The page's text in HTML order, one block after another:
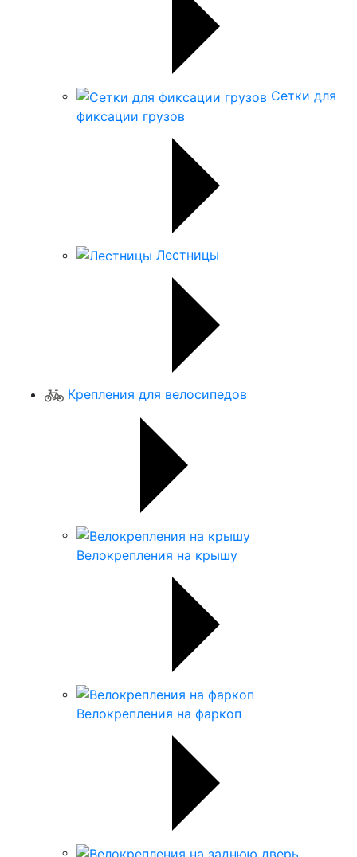
Сетки для
фиксации грузов
Лестницы
Крепления для велосипедов
Велокрепления на крышу
Велокрепления на фаркоп